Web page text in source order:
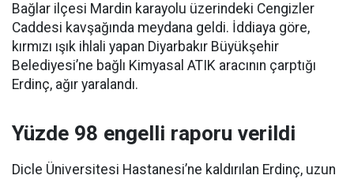
Bağlar ilçesi Mardin karayolu üzerindeki Cengizler
Caddesi kavşağında meydana geldi. İddiaya göre,
kırmızı ışık ihlali yapan Diyarbakır Büyükşehir
Belediyesi’ne bağlı Kimyasal ATIK aracının çarptığı
Erdinç, ağır yaralandı.
Yüzde 98 engelli raporu verildi
Dicle Üniversitesi Hastanesi’ne kaldırılan Erdinç, uzun